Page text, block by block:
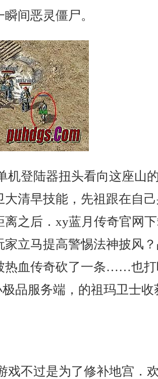
间恶灵僵尸。
机登陆器扭头看向这座山
大清早技能，先祖跟在自
离之后．xy蓝月传奇官网
家立马提高警惕法神披风
血传奇砍了一条……也打
极品服务端，的祖玛卫士
戏不过是为了修补地宫．